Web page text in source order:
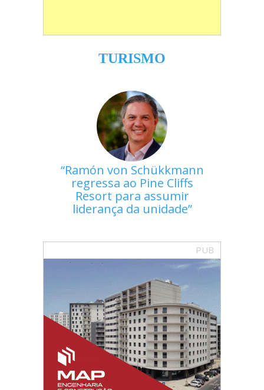
TURISMO
Ramón von Schükkmann
regressa ao Pine Cliffs
Resort para assumir
liderança da unidade
PUB